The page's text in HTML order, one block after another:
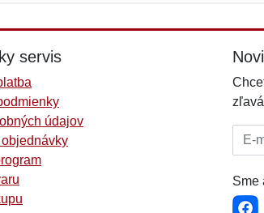
servis
údajov
E-
Sme